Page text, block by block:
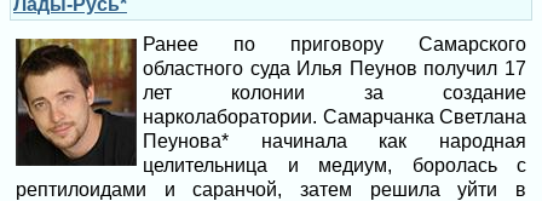
Лады-Русь*
Ранее по приговору Самарского
областного суда Илья Пеунов получил 17
лет колонии за создание
нарколаборатории. Самарчанка Светлана
Пеунова* начинала как народная
целительница и медиум, боролась с
рептилоидами и саранчой, затем решила уйти в